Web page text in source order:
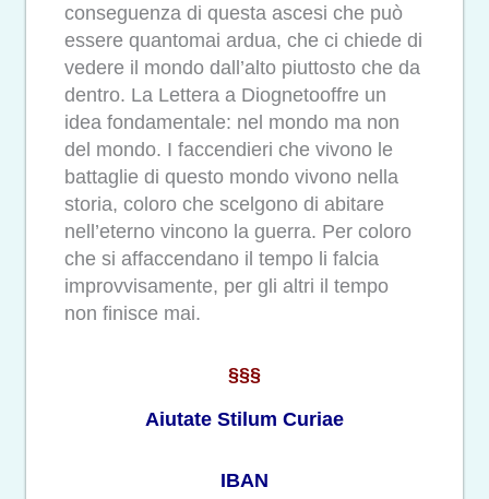
conseguenza di questa ascesi che può
essere quantomai ardua, che ci chiede di
vedere il mondo dall’alto piuttosto che da
dentro. La Lettera a Diognetooffre un
idea fondamentale: nel mondo ma non
del mondo. I faccendieri che vivono le
battaglie di questo mondo vivono nella
storia, coloro che scelgono di abitare
nell’eterno vincono la guerra. Per coloro
che si affaccendano il tempo li falcia
improvvisamente, per gli altri il tempo
non finisce mai.
§§§
Aiutate Stilum Curiae
IBAN